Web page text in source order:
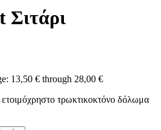
Σιτάρι
13,50 € through 28,00 €
ετοιμόχρηστο τρωκτικοκτόνο δόλωμα